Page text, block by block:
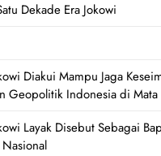
Dekade Era Jokowi
Diakui Mampu Jaga
Geopolitik Indonesia di Mata
Layak Disebut Sebagai